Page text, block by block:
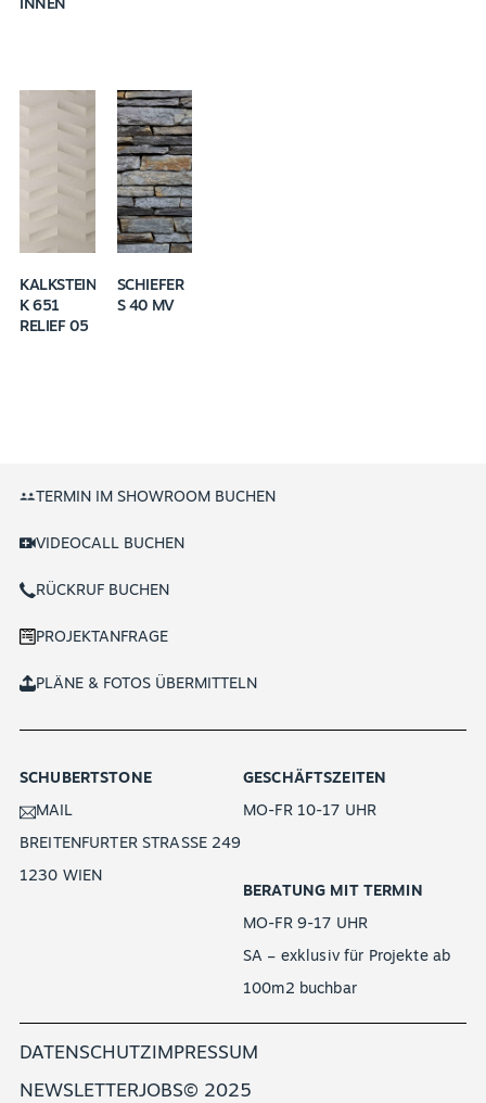
INNEN
KALKSTEIN
K 651
RELIEF 05
SCHIEFER
S 40 MV
TERMIN IM SHOWROOM BUCHEN
VIDEOCALL BUCHEN
RÜCKRUF BUCHEN
PROJEKTANFRAGE
PLÄNE & FOTOS ÜBERMITTELN
SCHUBERTSTONE
MAIL
BREITENFURTER STRASSE 249
1230 WIEN
GESCHÄFTSZEITEN
MO-FR 10-17 UHR
BERATUNG MIT TERMIN
MO-FR 9-17 UHR
SA – exklusiv für Projekte ab
100m2 buchbar
DATENSCHUTZ IMPRESSUM
NEWSLETTERJOBS© 2025